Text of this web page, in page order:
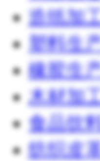
造纸加
塑料生
橡胶生
木材加
食品饮
纺织皮